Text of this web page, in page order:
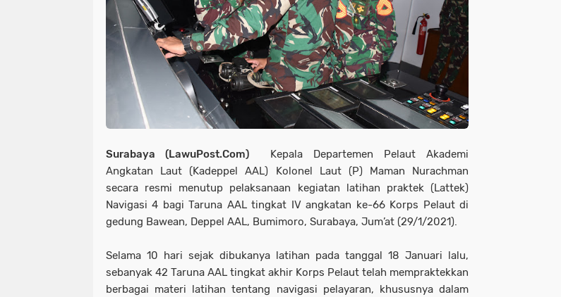
Surabaya (LawuPost.Com)
Kepala Departemen Pelaut Akademi
Angkatan Laut (Kadeppel AAL) Kolonel Laut (P) Maman Nurachman
secara resmi menutup pelaksanaan kegiatan latihan praktek (Lattek)
Navigasi 4 bagi Taruna AAL tingkat IV angkatan ke-66 Korps Pelaut di
gedung Bawean, Deppel AAL, Bumimoro, Surabaya, Jum’at (29/1/2021).
Selama 10 hari sejak dibukanya latihan pada tanggal 18 Januari lalu,
sebanyak 42 Taruna AAL tingkat akhir Korps Pelaut telah mempraktekkan
berbagai materi latihan tentang navigasi pelayaran, khususnya dalam